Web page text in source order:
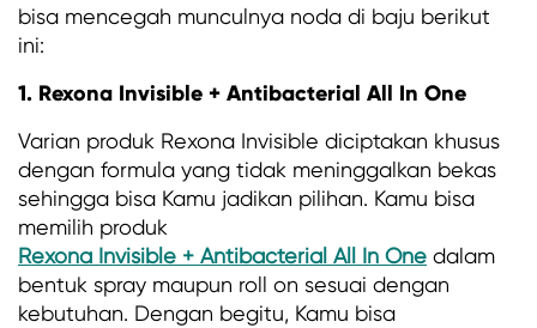
bisa mencegah munculnya noda di baju berikut
ini:
1. Rexona Invisible + Antibacterial All In One
Varian produk Rexona Invisible diciptakan khusus
dengan formula yang tidak meninggalkan bekas
sehingga bisa Kamu jadikan pilihan. Kamu bisa
memilih produk
Rexona Invisible + Antibacterial All In One dalam
bentuk spray maupun roll on sesuai dengan
kebutuhan. Dengan begitu, Kamu bisa